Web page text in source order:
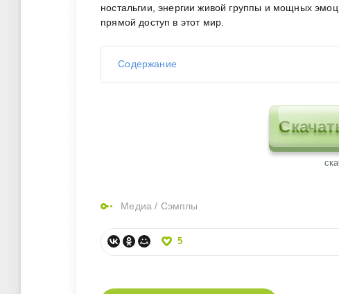
ностальгии, энергии живой группы и мощных
прямой доступ в этот мир.
Содержание
Медиа / Сэмплы
5